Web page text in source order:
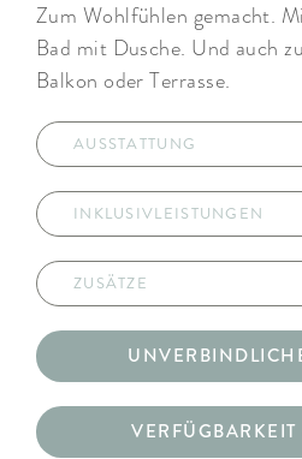
Zum Wohlfühlen gemacht.
Bad mit Dusche. Und auch
Balkon oder Terrasse.
AUSSTATTUNG
INKLUSIVLEISTUNGEN
ZUSÄTZE